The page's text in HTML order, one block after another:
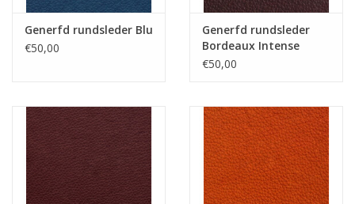
Generfd rundsleder Blu
€50,00
Generfd rundsleder
Bordeaux Intense
€50,00